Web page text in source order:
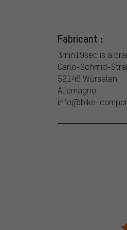
Fabricant :
3min19sec is a
Carlo-Schmid-
52146 Würselen
Allemagne
info@bike-
partir du
être indiqué lors de